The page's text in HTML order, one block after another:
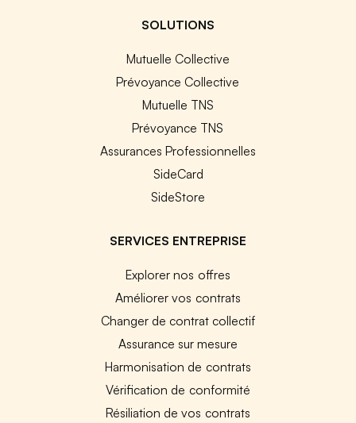
SOLUTIONS
Mutuelle Collective
Prévoyance Collective
Mutuelle TNS
Prévoyance TNS
Assurances Professionnelles
SideCard
SideStore
SERVICES ENTREPRISE
Explorer nos offres
Améliorer vos contrats
Changer de contrat collectif
Assurance sur mesure
Harmonisation de contrats
Vérification de conformité
Résiliation de vos contrats